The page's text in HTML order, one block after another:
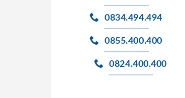
0834.494.494
0855.400.400
0824.400.400